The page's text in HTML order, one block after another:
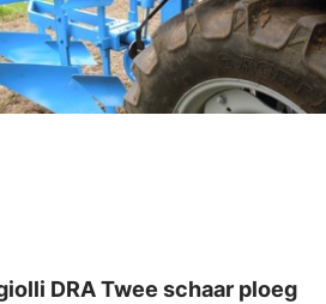
DRA Twee schaar ploeg